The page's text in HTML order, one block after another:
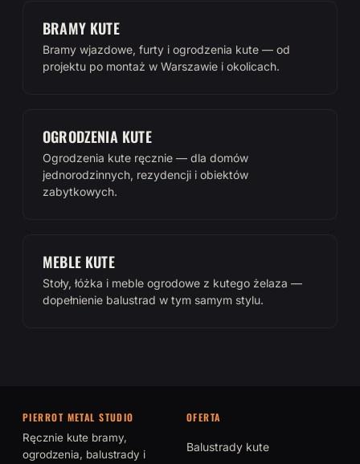
BRAMY KUTE
Bramy wjazdowe, furty i ogrodzenia kute — od
projektu po montaż w Warszawie i okolicach.
OGRODZENIA KUTE
Ogrodzenia kute ręcznie — dla domów
jednorodzinnych, rezydencji i obiektów
zabytkowych.
MEBLE KUTE
Stoły, łóżka i meble ogrodowe z kutego żelaza —
dopełnienie balustrad w tym samym stylu.
PIERROT METAL STUDIO
Ręcznie kute bramy,
ogrodzenia, balustrady i
OFERTA
Balustrady kute